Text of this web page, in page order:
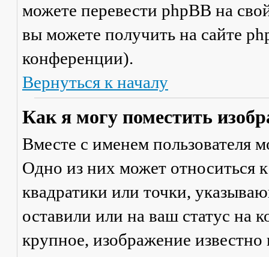
можете перевести phpBB на
вы можете получить на сайте
конференции).
Вернуться к началу
Как я могу поместить
Вместе с именем пользователя
Одно из них может относиться
квадратики или точки,
оставили или на ваш статус на
крупное, изображение